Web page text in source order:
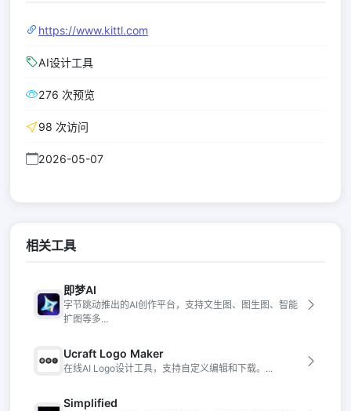
https://www.kittl.com
AI设计工具
276 次预览
98 次访问
2026-05-07
相关工具
即梦AI
字节跳动推出的AI创作平台，支持文生图、图生图、智能
扩图等多...
Ucraft Logo Maker
在线AI Logo设计工具，支持自定义编辑和下载。...
Simplified